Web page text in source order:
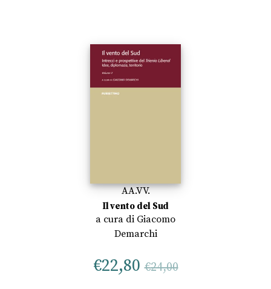
AA.VV.
Il vento del Sud
a cura di Giacomo
Demarchi
€22,80 €24,00